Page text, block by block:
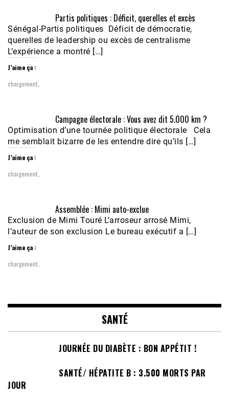
Partis politiques : Déficit, querelles et excès
Sénégal-Partis politiques Déficit de démocratie,
querelles de leadership ou excès de centralisme
L’expérience a montré […]
J’aime ça :
chargement…
Campagne électorale : Vous avez dit 5.000 km ?
Optimisation d’une tournée politique électorale Cela
me semblait bizarre de les entendre dire qu’ils […]
J’aime ça :
chargement…
Assemblée : Mimi auto-exclue
Exclusion de Mimi Touré L’arroseur arrosé Mimi,
l’auteur de son exclusion Le bureau exécutif a […]
J’aime ça :
chargement…
SANTÉ
JOURNÉE DU DIABÈTE : BON APPÉTIT !
SANTÉ/ HÉPATITE B : 3.500 MORTS PAR
JOUR